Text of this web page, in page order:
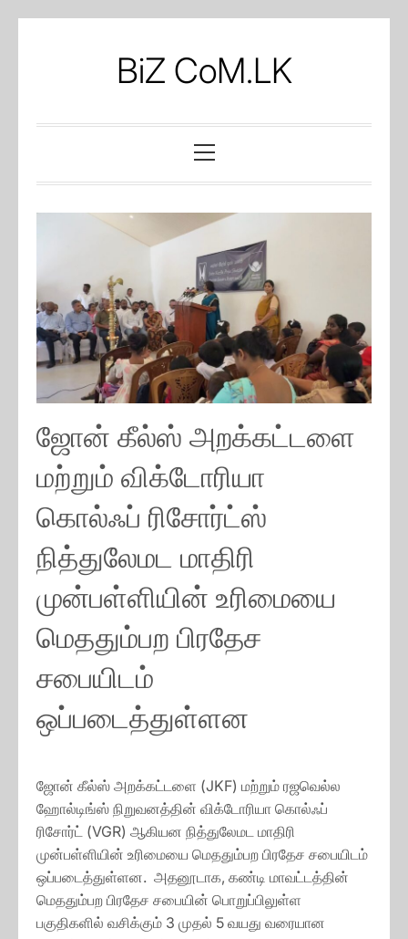
BiZ CoM.LK
Menu
ஜோன் கீல்ஸ் அறக்கட்டளை
மற்றும் விக்டோரியா
கொல்ஃப் ரிசோர்ட்ஸ்
நித்துலேமட மாதிரி
முன்பள்ளியின் உரிமையை
மெததும்பற பிரதேச
சபையிடம்
ஒப்படைத்துள்ளன
ஜோன் கீல்ஸ் அறக்கட்டளை (JKF) மற்றும் ரஜவெல்ல
ஹோல்டிங்ஸ் நிறுவனத்தின் விக்டோரியா கொல்ஃப்
ரிசோர்ட் (VGR) ஆகியன நித்துலேமட மாதிரி
முன்பள்ளியின் உரிமையை மெததும்பற பிரதேச சபையிடம்
ஒப்படைத்துள்ளன. அதனூடாக, கண்டி மாவட்டத்தின்
மெததும்பற பிரதேச சபையின் பொறுப்பிலுள்ள
பகுதிகளில் வசிக்கும் 3 முதல் 5 வயது வரையான